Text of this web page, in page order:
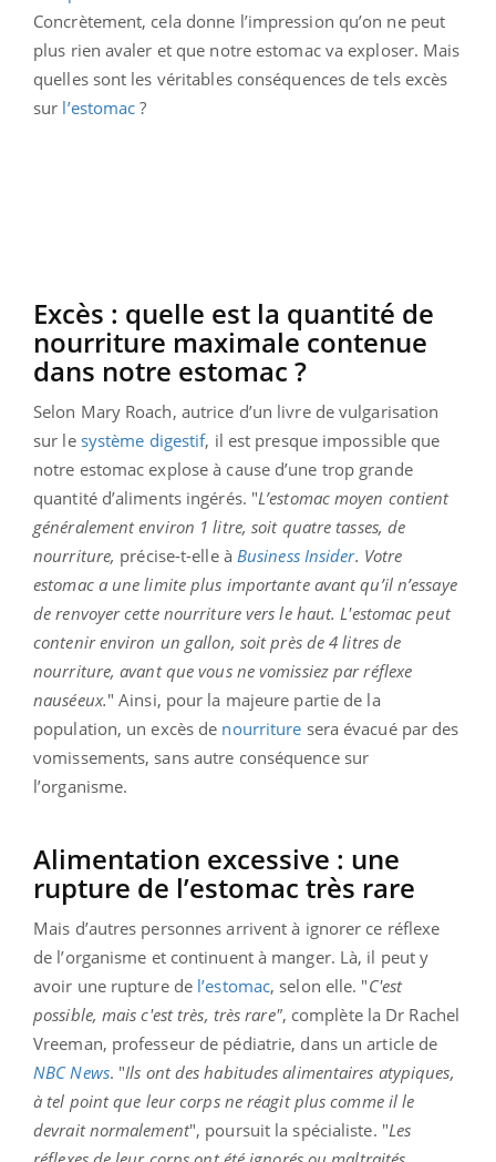
Concrètement, cela donne l’impression qu’on ne peut
plus rien avaler et que notre estomac va exploser. Mais
quelles sont les véritables conséquences de tels excès
sur l’estomac ?
Excès : quelle est la quantité de
nourriture maximale contenue
dans notre estomac ?
Selon Mary Roach, autrice d’un livre de vulgarisation
sur le système digestif, il est presque impossible que
notre estomac explose à cause d’une trop grande
quantité d’aliments ingérés. "L’estomac moyen contient
généralement environ 1 litre, soit quatre tasses, de
nourriture, précise-t-elle à Business Insider. Votre
estomac a une limite plus importante avant qu’il n’essaye
de renvoyer cette nourriture vers le haut. L'estomac peut
contenir environ un gallon, soit près de 4 litres de
nourriture, avant que vous ne vomissiez par réflexe
nauséeux." Ainsi, pour la majeure partie de la
population, un excès de nourriture sera évacué par des
vomissements, sans autre conséquence sur
l’organisme.
Alimentation excessive : une
rupture de l’estomac très rare
Mais d’autres personnes arrivent à ignorer ce réflexe
de l’organisme et continuent à manger. Là, il peut y
avoir une rupture de l’estomac, selon elle. "C'est
possible, mais c'est très, très rare", complète la Dr Rachel
Vreeman, professeur de pédiatrie, dans un article de
NBC News. "Ils ont des habitudes alimentaires atypiques,
à tel point que leur corps ne réagit plus comme il le
devrait normalement", poursuit la spécialiste. "Les